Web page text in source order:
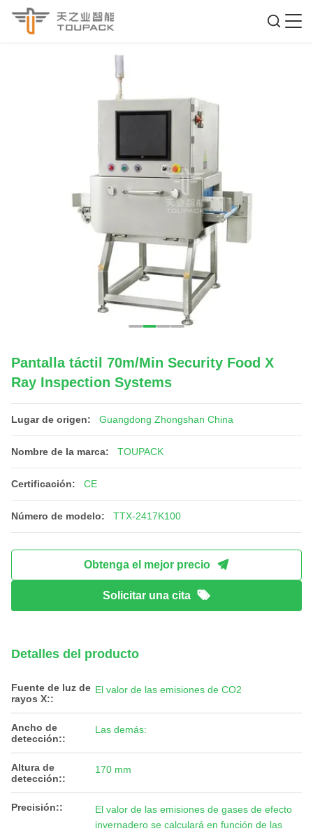
Pantalla táctil 70m/Min Security Food X
Ray Inspection Systems
Lugar de origen: Guangdong Zhongshan China
Nombre de la marca: TOUPACK
Certificación: CE
Número de modelo: TTX-2417K100
Obtenga el mejor precio
Solicitar una cita
Detalles del producto
Fuente de luz de
rayos X::
El valor de las emisiones de CO2
Ancho de
detección::
Las demás:
Altura de
detección::
170 mm
Precisión::
El valor de las emisiones de gases de efecto
invernadero se calculará en función de las